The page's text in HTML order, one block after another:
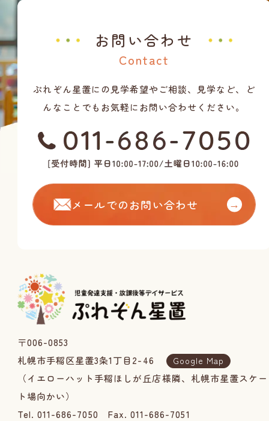
お問い合わせ
Contact
ぷれぞん星置にの見学希望やご相談、見学など、ど
んなことでもお気軽にお問い合わせください。
メールでのお問い合わせ →
〒006-0853
札幌市手稲区星置3条1丁目2-46
Google Map
（イエローハット手稲ほしが丘店様隣、札幌市星置スケー
ト場向かい）
Tel. 011-686-7050 Fax. 011-686-7051